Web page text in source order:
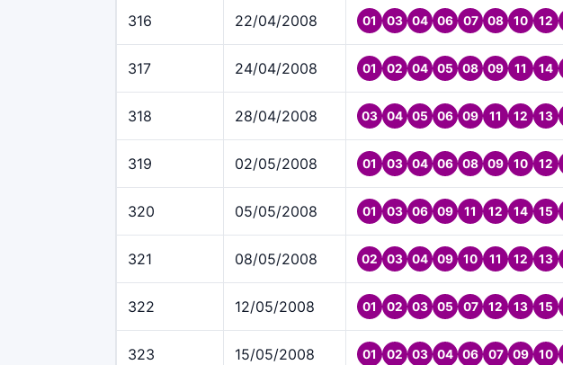
316 22/04/2008 01 03 04 06 07 08 10 12
317 24/04/2008 01 02 04 05 08 09 11 14
318 28/04/2008 03 04 05 06 09 11 12 13
319 02/05/2008 01 03 04 06 08 09 10 12
320 05/05/2008 01 03 06 09 11 12 14 15
321 08/05/2008 02 03 04 09 10 11 12 13
322 12/05/2008 01 02 03 05 07 12 13 15
323 15/05/2008 01 02 03 04 06 07 09 10